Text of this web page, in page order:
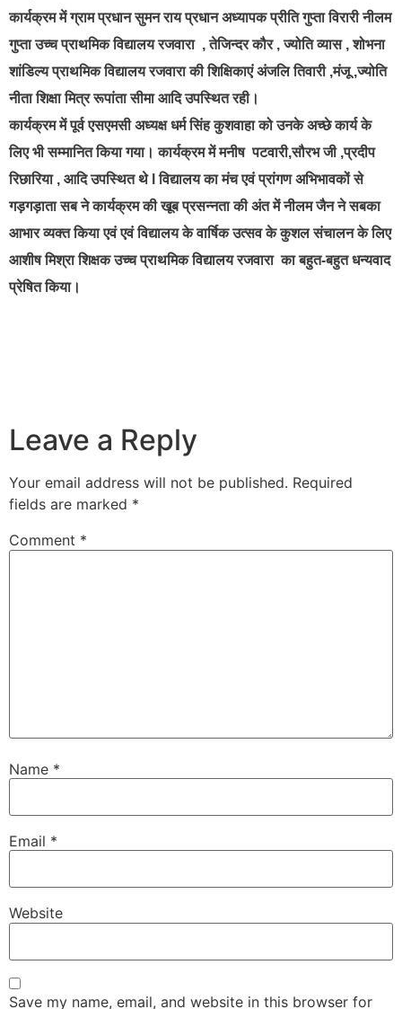
कार्यक्रम में ग्राम प्रधान सुमन राय प्रधान अध्यापक प्रीति गुप्ता विरारी नीलम
गुप्ता उच्च प्राथमिक विद्यालय रजवारा , तेजिन्दर कौर , ज्योति व्यास , शोभना
शांडिल्य प्राथमिक विद्यालय रजवारा की शिक्षिकाएं अंजलि तिवारी ,मंजू ,ज्योति
नीता शिक्षा मित्र रूपांता सीमा आदि उपस्थित रही।
कार्यक्रम में पूर्व एसएमसी अध्यक्ष धर्म सिंह कुशवाहा को उनके अच्छे कार्य के
लिए भी सम्मानित किया गया। कार्यक्रम में मनीष पटवारी,सौरभ जी ,प्रदीप
रिछारिया , आदि उपस्थित थे l विद्यालय का मंच एवं प्रांगण अभिभावकों से
गड़गड़ाता सब ने कार्यक्रम की खूब प्रसन्नता की अंत में नीलम जैन ने सबका
आभार व्यक्त किया एवं एवं विद्यालय के वार्षिक उत्सव के कुशल संचालन के लिए
आशीष मिश्रा शिक्षक उच्च प्राथमिक विद्यालय रजवारा का बहुत-बहुत धन्यवाद
प्रेषित किया।
Leave a Reply
Your email address will not be published. Required
fields are marked *
Comment *
Name *
Email *
Website
Save my name, email, and website in this browser for